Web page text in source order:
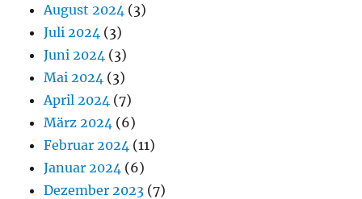
August 2024 (3)
Juli 2024 (3)
Juni 2024 (3)
Mai 2024 (3)
April 2024 (7)
März 2024 (6)
Februar 2024 (11)
Januar 2024 (6)
Dezember 2023 (7)